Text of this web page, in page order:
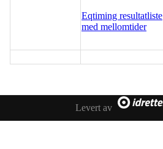
Eqtiming resultatliste
med mellomtider
Levert av